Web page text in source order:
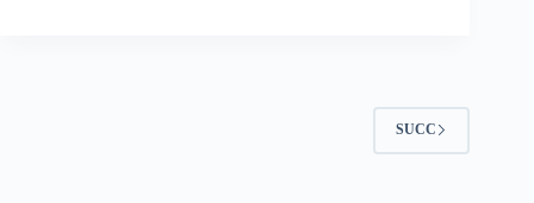
SUCC